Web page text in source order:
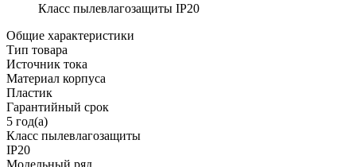
Класс пылевлагозащиты IP20
Общие характеристики
Тип товара
Источник тока
Материал корпуса
Пластик
Гарантийный срок
5 год(а)
Класс пылевлагозащиты
IP20
Модельный ряд